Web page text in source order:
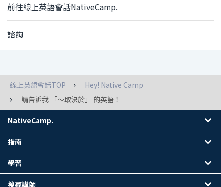
前往線上英語會話NativeCamp.
諮詢
線上英語會話TOP
Hey! Native Camp
請告訴我 「～取決於」 的英語！
NativeCamp.
指南
學習
搜尋講師